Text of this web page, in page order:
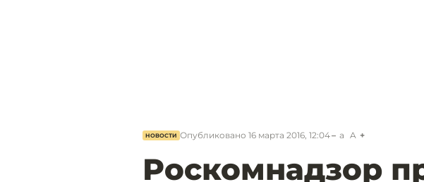
НОВОСТИ Опубликовано 16 марта 2016, 12:04 a A
Роскомнадзор